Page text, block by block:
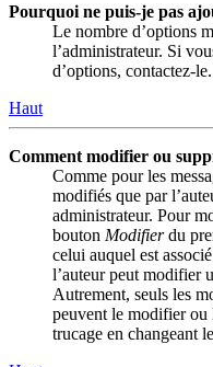
Pourquoi ne puis-je pas
Le nombre d’options
l’administrateur. Si
d’options, contactez-le.
Haut
Comment modifier ou
Comme pour les
modifiés que par
administrateur. Pour
bouton Modifierdu
celui auquel est
l’auteur peut modifier
Autrement, seuls les
peuvent le modifier ou
trucage en changeant